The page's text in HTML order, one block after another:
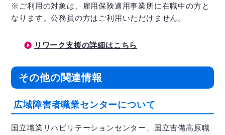
※ご利用の対象は、雇用保険適用事業所に在職中の方と
なります。公務員の方はご利用いただけません。
リワーク支援の詳細はこちら
その他の関連情報
広域障害者職業センターについて
国立職業リハビリテーションセンター、国立吉備高原職